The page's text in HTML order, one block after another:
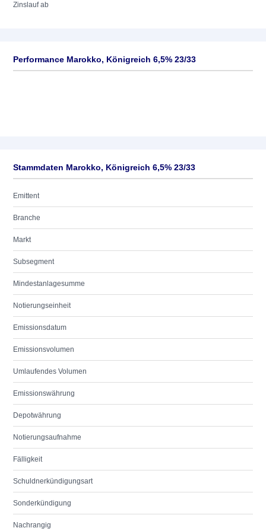
Zinslauf ab
Performance Marokko, Königreich 6,5% 23/33
Stammdaten Marokko, Königreich 6,5% 23/33
Emittent
Branche
Markt
Subsegment
Mindestanlagesumme
Notierungseinheit
Emissionsdatum
Emissionsvolumen
Umlaufendes Volumen
Emissionswährung
Depotwährung
Notierungsaufnahme
Fälligkeit
Schuldnerkündigungsart
Sonderkündigung
Nachrangig